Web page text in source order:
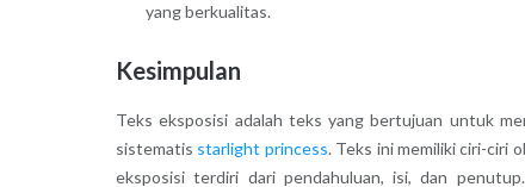
yang berkualitas.
Kesimpulan
Teks eksposisi adalah teks yang bertujuan untuk
sistematis starlight princess. Teks ini memiliki ciri-ciri
eksposisi terdiri dari pendahuluan, isi, dan